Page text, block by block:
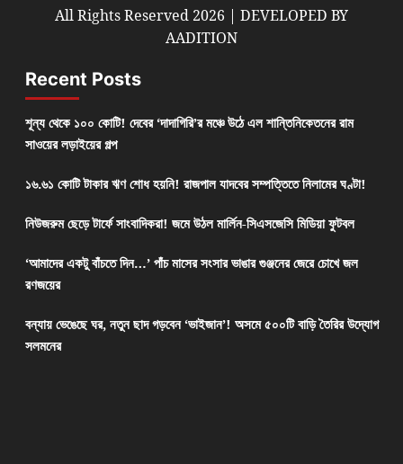
All Rights Reserved 2026 | DEVELOPED BY
AADITION
Recent Posts
শূন্য থেকে ১০০ কোটি! দেবের ‘দাদাগিরি’র মঞ্চে উঠে এল শান্তিনিকেতনের রাম
সাওয়ের লড়াইয়ের গল্প
১৬.৬১ কোটি টাকার ঋণ শোধ হয়নি! রাজপাল যাদবের সম্পত্তিতে নিলামের ঘণ্টা!
নিউজরুম ছেড়ে টার্ফে সাংবাদিকরা! জমে উঠল মার্লিন-সিএসজেসি মিডিয়া ফুটবল
‘আমাদের একটু বাঁচতে দিন…’ পাঁচ মাসের সংসার ভাঙার গুঞ্জনের জেরে চোখে জল
রণজয়ের
বন্যায় ভেঙেছে ঘর, নতুন ছাদ গড়বেন ‘ভাইজান’! অসমে ৫০০টি বাড়ি তৈরির উদ্যোগ
সলমনের